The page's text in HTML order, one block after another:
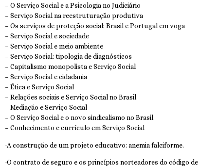
– O Serviço Social e a Psicologia no Judiciário
– Serviço Social na reestruturação produtiva
– Os serviços de proteção social: Brasil e Portugal em voga
– Serviço Social e sociedade
– Serviço Social e meio ambiente
– Serviço Social: tipologia de diagnósticos
– Capitalismo monopolista e Serviço Social
– Serviço Social e cidadania
– Ética e Serviço Social
– Relações sociais e Serviço Social no Brasil
– Mediação e Serviço Social
– O Serviço Social e o novo sindicalismo no Brasil
– Conhecimento e currículo em Serviço Social
-A construção de um projeto educativo: anemia falciforme.
-O contrato de seguro e os princípios norteadores do código de